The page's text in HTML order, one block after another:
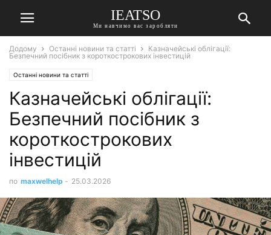
IEATSO
Ми навчимо вас заробляти
Додому Останні новини та статті
Казначейські облігації:
Безпечний посібник з короткострокових інвестицій
Останні новини та статті
Казначейські облігації:
Безпечний посібник з
короткострокових
інвестицій
по maxwelhelp - 25.03.2026